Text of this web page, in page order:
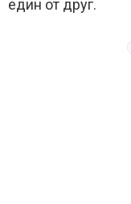
един от друг.